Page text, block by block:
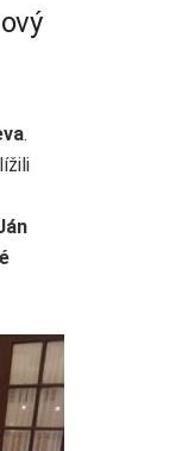
.